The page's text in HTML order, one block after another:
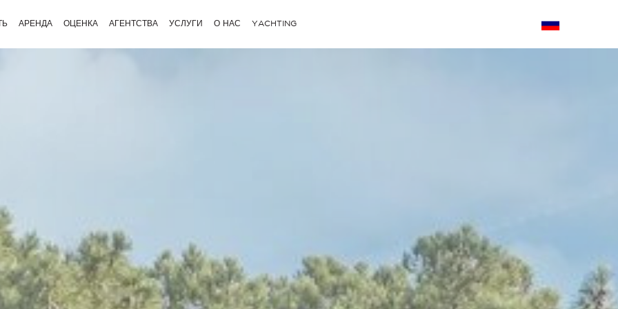
АРЕНДА ОЦЕНКА АГЕНТСТВА УСЛУГИ О НАС YACHTING